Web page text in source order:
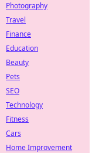
Photography
Travel
Finance
Education
Beauty
Pets
SEO
Technology
Fitness
Cars
Home Improvement